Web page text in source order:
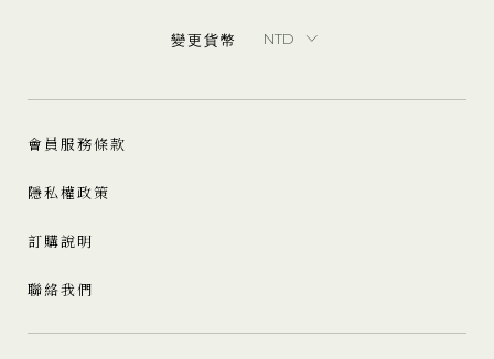
變更貨幣
會員服務條款
隱私權政策
訂購說明
聯絡我們